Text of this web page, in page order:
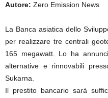
Autore: Zero Emission News
La Banca asiatica dello
per realizzare tre centrali
165 megawatt. Lo ha
alternative e rinnovabili
Sukarna.
Il prestito bancario sarà